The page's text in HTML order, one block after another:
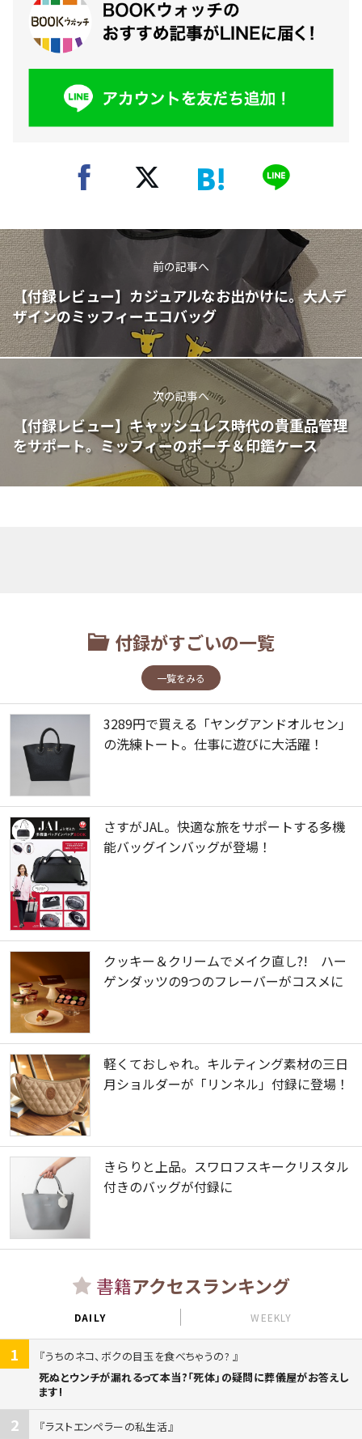
前の記事へ
【付録レビュー】カジュアルなお出かけに。大人デ
ザインのミッフィーエコバッグ
次の記事へ
【付録レビュー】キャッシュレス時代の貴重品管理
をサポート。ミッフィーのポーチ＆印鑑ケース
付録がすごいの一覧
一覧をみる
3289円で買える「ヤングアンドオルセン」
の洗練トート。仕事に遊びに大活躍！
さすがJAL。快適な旅をサポートする多機
能バッグインバッグが登場！
クッキー＆クリームでメイク直し?! ハー
ゲンダッツの9つのフレーバーがコスメに
軽くておしゃれ。キルティング素材の三日
月ショルダーが「リンネル」付録に登場！
きらりと上品。スワロフスキークリスタル
付きのバッグが付録に
書籍アクセスランキング
DAILY WEEKLY
1
うちのネコ、ボクの目玉を食べちゃうの?
死ぬとウンチが漏れるって本当?「死体」の疑問に葬儀屋がお答えし
ます!
2
ラストエンペラーの私生活